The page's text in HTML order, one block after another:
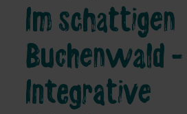
Im schattigen
Buchenwald -
Integrative